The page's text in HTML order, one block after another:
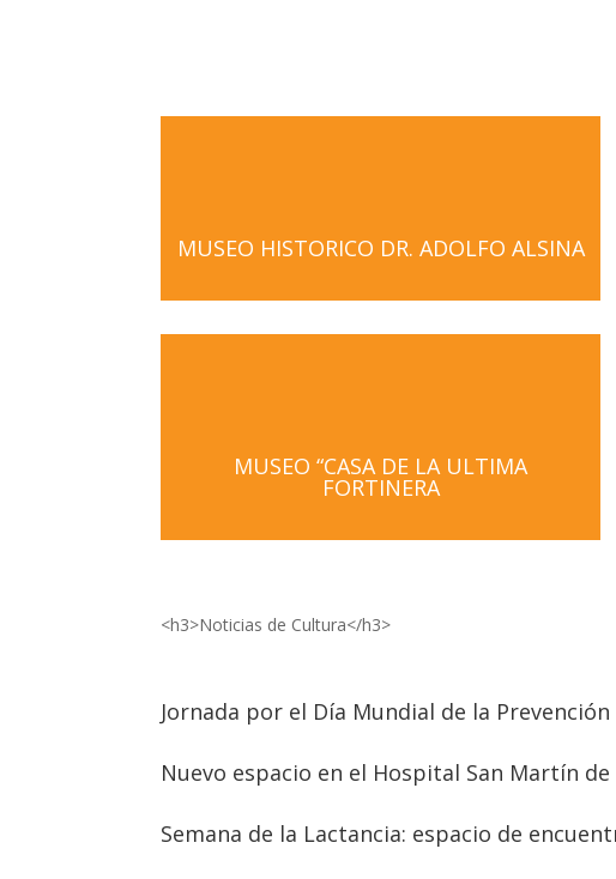
MUSEO HISTORICO DR. ADOLFO ALSINA
MUSEO “CASA DE LA ULTIMA
FORTINERA
<h3>Noticias de Cultura</h3>
Jornada por el Día Mundial de la
Nuevo espacio en el Hospital San Martín de
Semana de la Lactancia: espacio de